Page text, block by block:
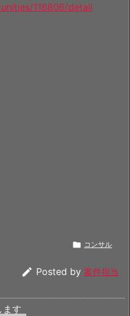
116806/detail
 コンサル
 Posted by 案件担当
ます